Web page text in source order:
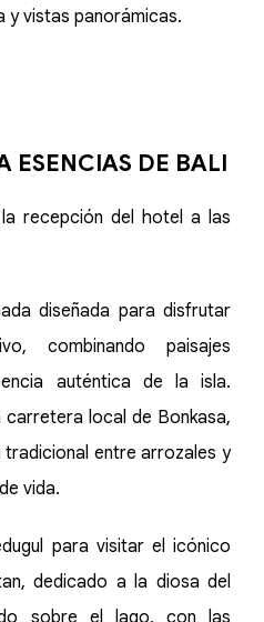
y vistas panorámicas.
ESENCIAS DE BALI
recepción del hotel a las
diseñada para disfrutar
combinando paisajes
auténtica de la isla.
local de Bonkasa,
entre arrozales y
vida.
para visitar el icónico
dedicado a la diosa del
sobre el lago, con las